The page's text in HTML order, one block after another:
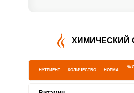
ХИМИЧЕСКИЙ
НУТРИЕНТ КОЛИЧЕСТВО НОРМА
%